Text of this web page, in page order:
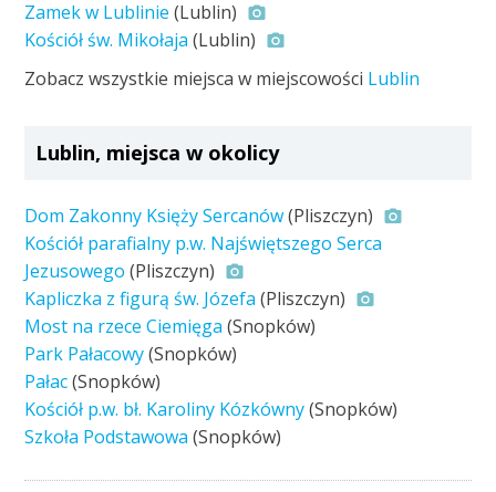
Zamek w Lublinie (Lublin)
Kościół św. Mikołaja (Lublin)
Zobacz wszystkie miejsca w miejscowości Lublin
Lublin, miejsca w okolicy
Dom Zakonny Księży Sercanów(Pliszczyn)
Kościół parafialny p.w. Najświętszego Serca
Jezusowego (Pliszczyn)
Kapliczka z figurą św. Józefa (Pliszczyn)
Most na rzece Ciemięga (Snopków)
Park Pałacowy(Snopków)
Pałac(Snopków)
Kościół p.w. bł. Karoliny Kózkówny(Snopków)
Szkoła Podstawowa (Snopków)